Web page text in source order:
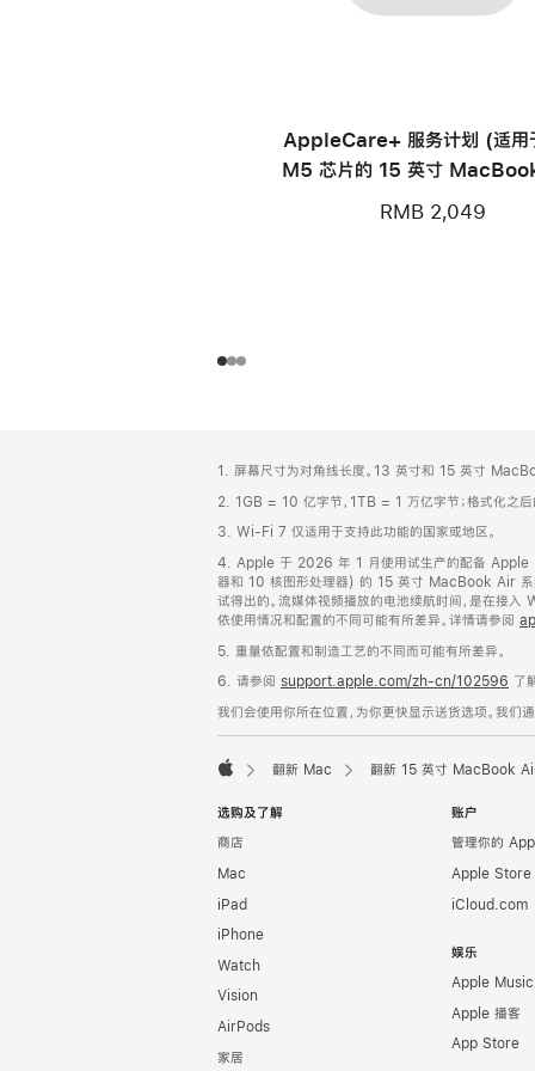
AppleCare+ 服务计划 (适用
M5 芯片的 15 英寸
RMB 2,049
页
脚
注
1. 屏幕尺寸为对角线长度。13 英寸和 15 英寸
2. 1GB = 10 亿字节，1TB = 1 万亿字节；格式化之后
3. Wi-Fi 7 仅适用于支持此功能的国家或地区。
4. Apple 于 2026 年 1 月使用试生产的配备 Apple
器和 10 核图形处理器) 的 15 英寸 MacBook Air 系
试得出的。流媒体视频播放的电池续航时间，是在接
依使用情况和配置的不同可能有所差异。详情请参阅
5. 重量依配置和制造工艺的不同而可能有所差异。
6. 请参阅 support.apple.com/zh-cn/102596 了
我们会使用你所在位置，为你更快显示送货选项。我
翻新 Mac 翻新 15 英寸 MacBook
选购及了解
商店
Mac
iPad
iPhone
Watch
Vision
AirPods
家居
账户
管理你的
Apple Store
iCloud.com
娱乐
Apple Music
Apple 播客
App Store